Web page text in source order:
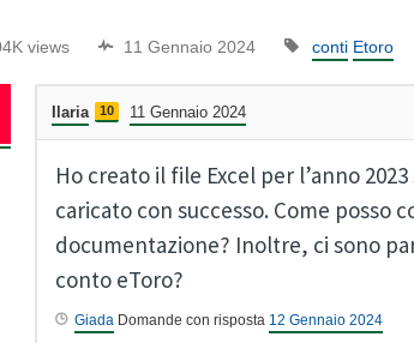
views 11 Gennaio 2024 conti Etoro
Ilaria 10 11 Gennaio 2024
Ho creato il file Excel per l’anno 2023
caricato con successo. Come
documentazione? Inoltre, ci sono
conto eToro?
Giada Domande con risposta 12 Gennaio 2024